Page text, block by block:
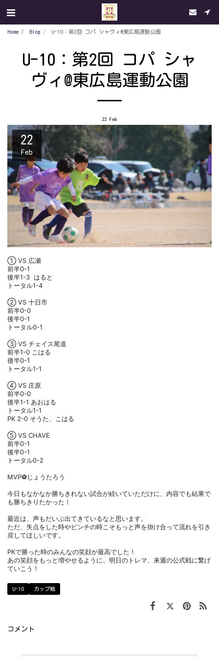
Home Blog U-10：第2回 コパ シャヴィ@東広島運動公園
U-10：第2回 コパ シャ
ヴィ@東広島運動公園
22 Feb
22
Feb
① VS 広瀬
前半0-1
後半1-3  はると
トータル1-4
② VS 十日市
前半0-0
後半0-1
トータル0-1
③ VS チェイス尾道
前半1-0 こはる
後半0-1
トータル1-1
④ VS 庄原
前半0-0
後半1-1 あおはる
トータル1-1
PK 2-0 そうた、こはる
⑤ VS CHAVE
前半0-1
後半0-1
トータル0-2
MVP⚽️じょうたろう
今日もなかなか勝ちきれない試合が続いていただけに、内容でも結果で
も勝ちきりたかった！
最近は、声もだいぶ出てきているなと思います。
ただ、失点をした時やピンチの時こそもっと声を掛け合って流れを引き
戻してほしいです。
PKで勝った時のみんなの笑顔が最高でした！
あの笑顔をもっと増やせるように、明日のトレマ、来週の公式戦に繋げ
ていこう！
U-10 カップ戦
コメント